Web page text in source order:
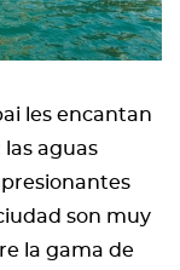
les encantan
las aguas
son muy
la gama de